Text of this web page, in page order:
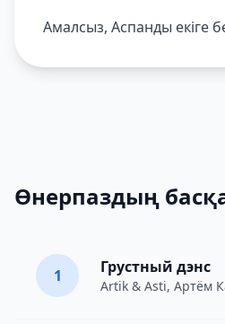
Амалсыз, Аспанды екіге
Өнерпаздың
1 Грустный дэнс
Artik & Asti, Артём